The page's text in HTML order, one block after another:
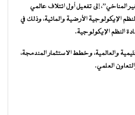
المناخي”، إلى تفعيل أول ائتلاف عالمي
من النظم الإيكولوجية الأرضية والمائية، وذلك في
النظم الإيكولوجية.
والعالمية، وخطط الاستثمار المندمجة،
العلمي.